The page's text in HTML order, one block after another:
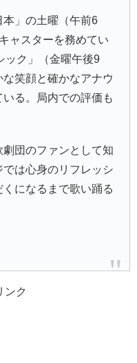
」の土曜（午前6
ャスターを務めてい
ック」（金曜午後9
笑顔と確かなアナウ
る。局内での評価も
団のファンとして知
は心身のリフレッシ
になるまで歌い踊る
ンク